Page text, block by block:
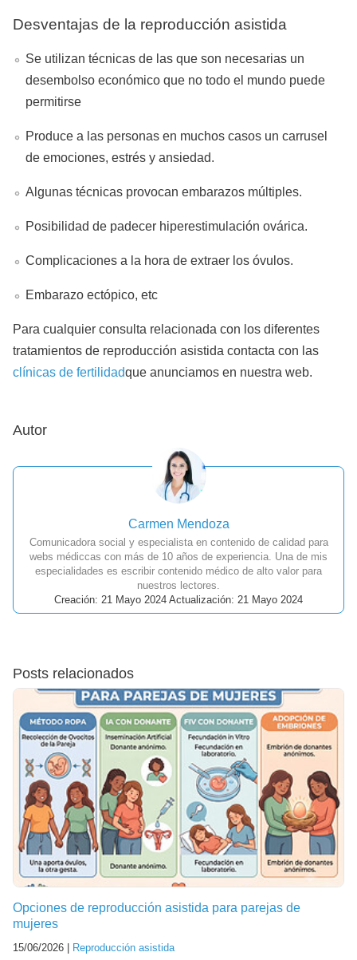
Desventajas de la reproducción asistida
Se utilizan técnicas de las que son necesarias un
desembolso económico que no todo el mundo puede
permitirse
Produce a las personas en muchos casos un carrusel
de emociones, estrés y ansiedad.
Algunas técnicas provocan embarazos múltiples.
Posibilidad de padecer hiperestimulación ovárica.
Complicaciones a la hora de extraer los óvulos.
Embarazo ectópico, etc
Para cualquier consulta relacionada con los diferentes
tratamientos de reproducción asistida contacta con las
clínicas de fertilidadque anunciamos en nuestra web.
Autor
Carmen Mendoza
Comunicadora social y especialista en contenido de calidad para
webs médiccas con más de 10 años de experiencia. Una de mis
especialidades es escribir contenido médico de alto valor para
nuestros lectores.
Creación: 21 Mayo 2024 Actualización: 21 Mayo 2024
Posts relacionados
Opciones de reproducción asistida para parejas de
mujeres
15/06/2026 | Reproducción asistida